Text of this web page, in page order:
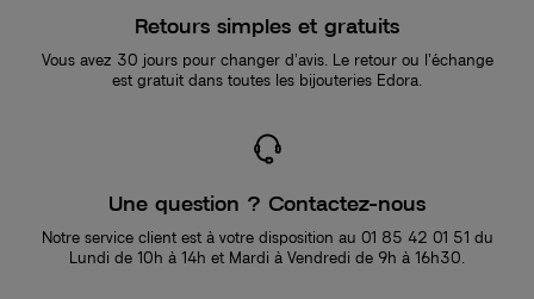
Retours simples et gratuits
Vous avez 30 jours pour changer d’avis. Le retour ou l’échange
est gratuit dans toutes les bijouteries Edora.
Une question ? Contactez-nous
Notre service client est à votre disposition au 01 85 42 01 51 du
Lundi de 10h à 14h et Mardi à Vendredi de 9h à 16h30.